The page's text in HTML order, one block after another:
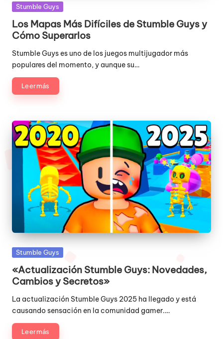
Publicada
Stumble Guys
Los Mapas Más Difíciles de Stumble Guys y
Cómo Superarlos
Stumble Guys es uno de los juegos multijugador más
populares del momento, y aunque su…
Leer más
Publicada
Stumble Guys
«Actualización Stumble Guys: Novedades,
Cambios y Secretos»
La actualización Stumble Guys 2025 ha llegado y está
causando sensación en la comunidad gamer.…
Leer más